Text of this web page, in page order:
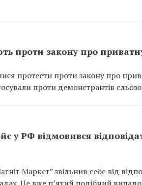
проти закону про
протести проти закону про
проти демонстрантів
у РФ відмовився
Маркет” звільнив себе від
Це вже п’ятий подібний